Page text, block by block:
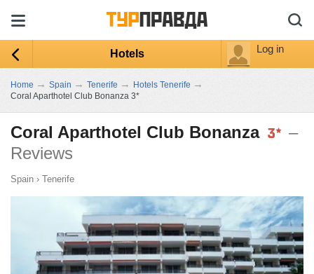
Hotels Log in
Home → Spain → Tenerife → Hotels Tenerife →
Coral Aparthotel Club Bonanza 3*
Coral Aparthotel Club Bonanza
–
Reviews
Spain › Tenerife